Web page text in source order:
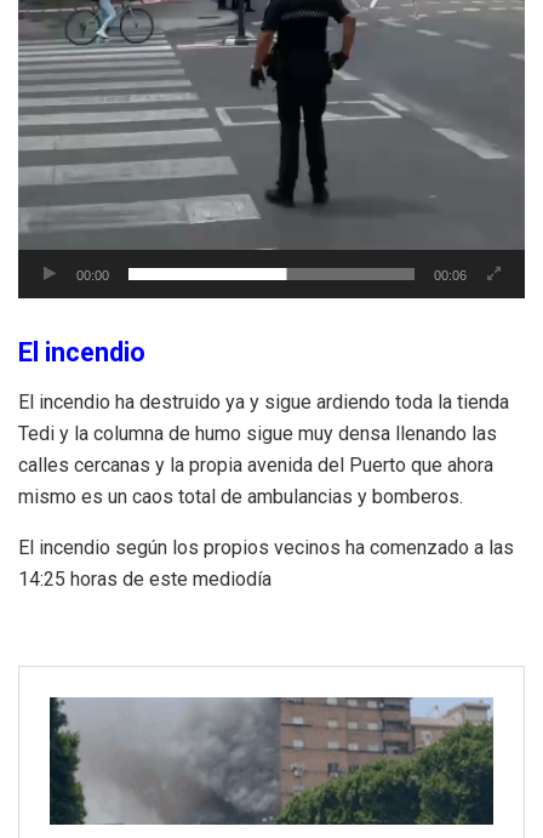
00:00 00:06
El incendio
El incendio ha destruido ya y sigue ardiendo toda la tienda
Tedi y la columna de humo sigue muy densa llenando las
calles cercanas y la propia avenida del Puerto que ahora
mismo es un caos total de ambulancias y bomberos.
El incendio según los propios vecinos ha comenzado a las
14:25 horas de este mediodía